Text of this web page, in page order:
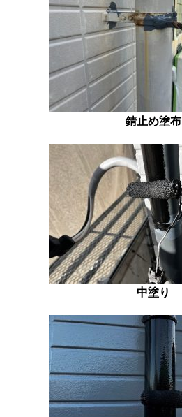
錆止め塗布
中塗り